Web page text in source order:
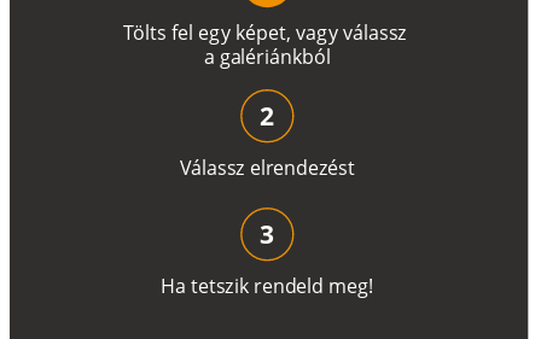
Tölts fel egy képet, vagyválassz
a galériánkból
Válassz elrendezést
2
Ha tetszik rendeld meg!
3